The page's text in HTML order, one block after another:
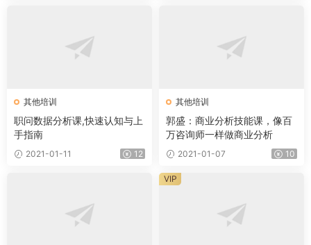
其他培训
职问数据分析课,快速认知与上
手指南
2021-01-11 12
其他培训
郭盛：商业分析技能课，像百
万咨询师一样做商业分析
2021-01-07 10
VIP